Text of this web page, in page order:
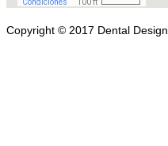
Copyright © 2017 Dental Design.